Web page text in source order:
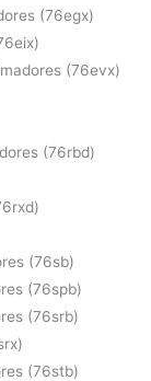
(76egx)
(76evx)
(76rbd)
(76sb)
(76spb)
(76srb)
(76stb)